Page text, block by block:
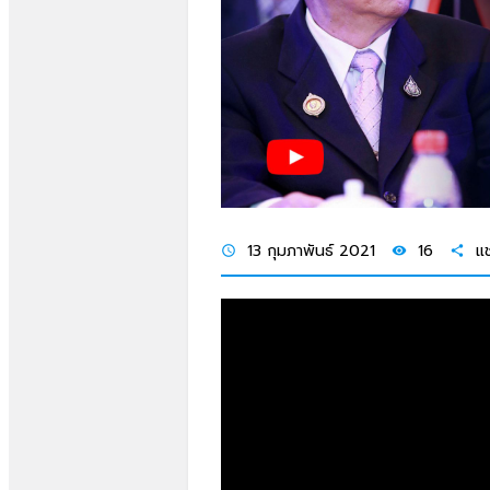
schedule 13 กุมภาพันธ์ 2021 visibility 16 share แ